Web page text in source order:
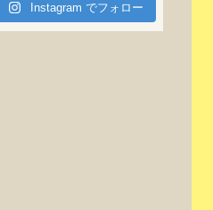
Instagram でフォロー